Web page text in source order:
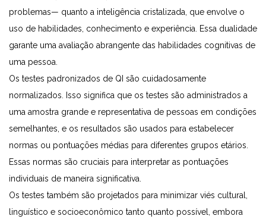
problemas— quanto a inteligência cristalizada, que envolve o
uso de habilidades, conhecimento e experiência. Essa dualidade
garante uma avaliação abrangente das habilidades cognitivas de
uma pessoa.
Os testes padronizados de QI são cuidadosamente
normalizados. Isso significa que os testes são administrados a
uma amostra grande e representativa de pessoas em condições
semelhantes, e os resultados são usados para estabelecer
normas ou pontuações médias para diferentes grupos etários.
Essas normas são cruciais para interpretar as pontuações
individuais de maneira significativa.
Os testes também são projetados para minimizar viés cultural,
linguístico e socioeconômico tanto quanto possível, embora